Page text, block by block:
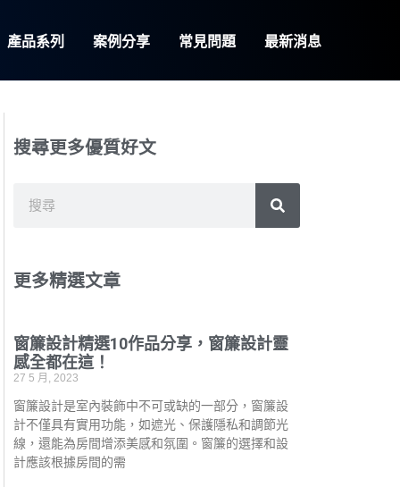
產品系列 案例分享 常見問題 最新消息
搜尋更多優質好文
搜
尋
更多精選文章
窗簾設計精選10作品分享，窗簾設計靈
感全都在這！
27 5 月, 2023
窗簾設計是室內裝飾中不可或缺的一部分，窗簾設
計不僅具有實用功能，如遮光、保護隱私和調節光
線，還能為房間增添美感和氛圍。窗簾的選擇和設
計應該根據房間的需